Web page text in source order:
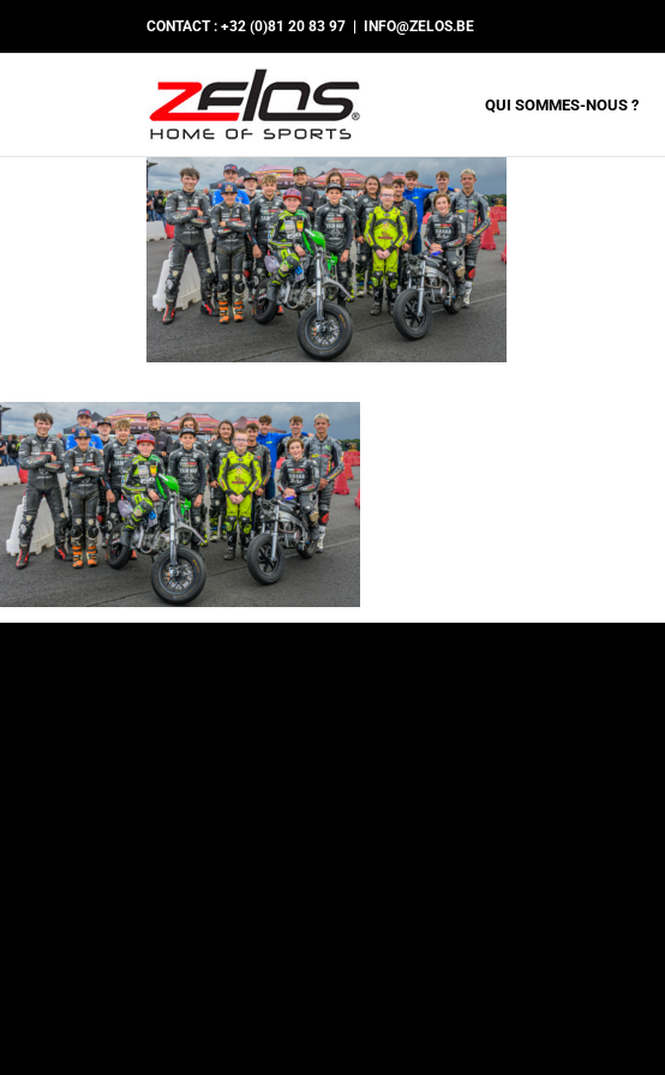
contenu
CONTACT : +32 (0)81 20 83 97 INFO@ZELOS.BE
QUI SOMMES-NOUS ?